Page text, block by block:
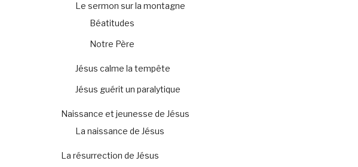
Le sermon sur la montagne
Béatitudes
Notre Père
Jésus calme la tempête
Jésus guérit un paralytique
Naissance et jeunesse de Jésus
La naissance de Jésus
La résurrection de Jésus